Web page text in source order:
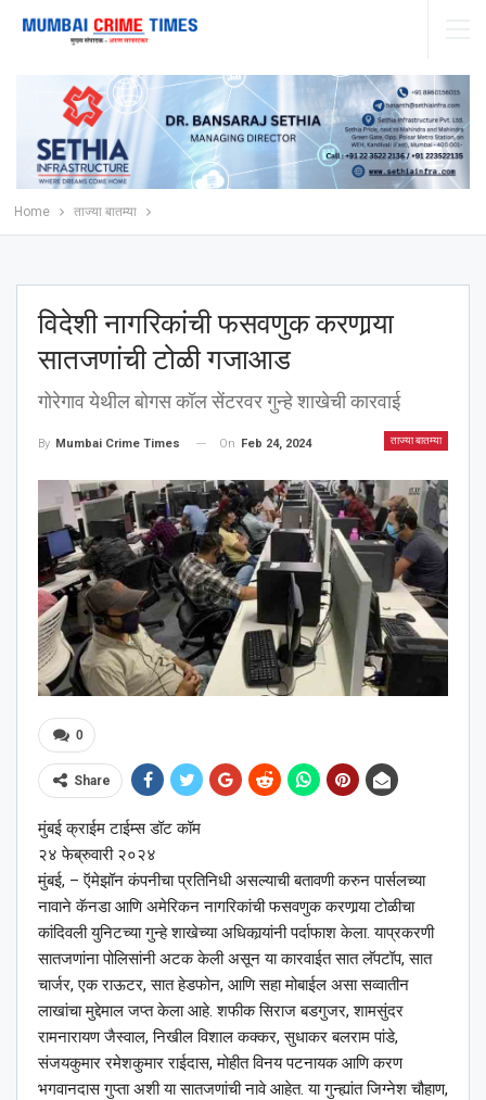
Home ताज्या बातम्या
विदेशी नागरिकांची फसवणुक करणार्‍या
सातजणांची टोळी गजाआड
गोरेगाव येथील बोगस कॉल सेंटरवर गुन्हे शाखेची कारवाई
ताज्या बातम्या
By Mumbai Crime Times On Feb 24, 2024
0
Share
मुंबई क्राईम टाईम्स डॉट कॉम
२४ फेब्रुवारी २०२४
मुंबई, – ऍमेझॉन कंपनीचा प्रतिनिधी असल्याची बतावणी करुन पार्सलच्या
नावाने कॅनडा आणि अमेरिकन नागरिकांची फसवणुक करणार्‍या टोळीचा
कांदिवली युनिटच्या गुन्हे शाखेच्या अधिकार्‍यांनी पर्दाफाश केला. याप्रकरणी
सातजणांना पोलिसांनी अटक केली असून या कारवाईत सात लॅपटॉप, सात
चार्जर, एक राऊटर, सात हेडफोन, आणि सहा मोबाईल असा सव्वातीन
लाखांचा मुद्देमाल जप्त केला आहे. शफीक सिराज बडगुजर, शामसुंदर
रामनारायण जैस्वाल, निखील विशाल कक्कर, सुधाकर बलराम पांडे,
संजयकुमार रमेशकुमार राईदास, मोहीत विनय पटनायक आणि करण
भगवानदास गुप्ता अशी या सातजणांची नावे आहेत. या गुन्ह्यांत जिग्नेश चौहाण,